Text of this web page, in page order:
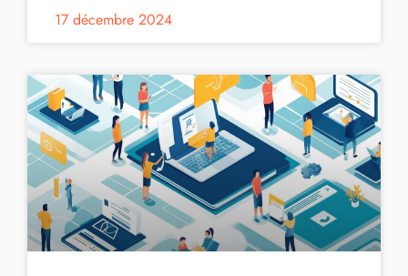
17 décembre 2024